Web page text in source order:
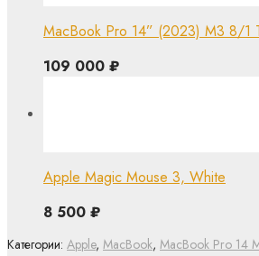
Категории: Apple, MacBook, MacBook Pro 14
MacBook Pro 14” (2023) M3 8/1
109 000 ₽
Apple Magic Mouse 3, White
8 500 ₽